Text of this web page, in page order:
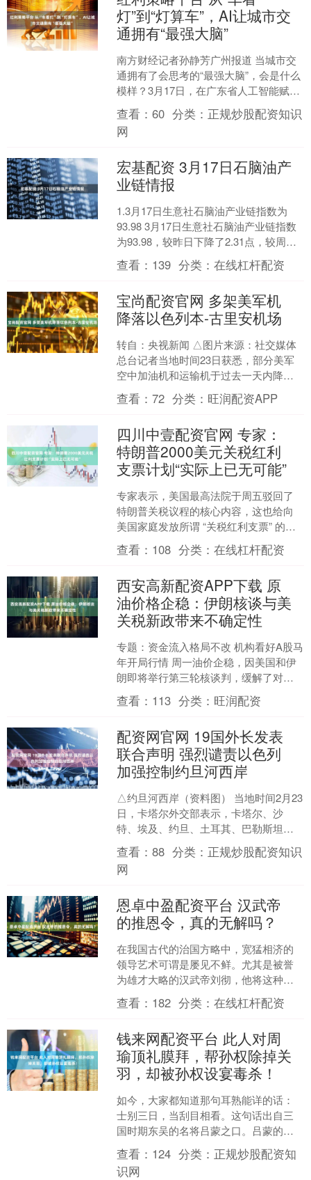
灯”到“灯算车”，AI让城市交
通拥有“最强大脑”
南方财经记者孙静芳广州报道 当城市交
通拥有了会思考的“最强大脑”，会是什么
模样？3月17日，在广东省人工智能赋能
民营经济发展大会上，佳都集团有限公
司执行总裁黄海....
查看：60 分类： 正规炒股配资知识
网
宏基配资 3月17日石脑油产
业链情报
1.3月17日生意社石脑油产业链指数为
93.98 3月17日生意社石脑油产业链指数
为93.98，较昨日下降了2.31点，较周期
内最高点115.40点(2022-....
查看： 139 分类：在线杠杆配资
宝尚配资官网 多架美军机
降落以色列本-古里安机场
转自：央视新闻 △图片来源：社交媒体
总台记者当地时间23日获悉，部分美军
空中加油机和运输机于过去一天内降落
在以色列特拉维夫本-古里安国际机场，
目前尚不清楚这些....
查看：72 分类： 旺润配资APP
四川中壹配资官网 专家：
特朗普2000美元关税红利
支票计划“实际上已无可能”
专家表示，美国最高法院于周五驳回了
特朗普关税议程的核心内容，这也给向
美国家庭发放所谓 “关税红利支票” 的可
能性带来了沉重打击。 Bankrate 注册金
融理财....
查看： 108 分类：在线杠杆配资
西安高新配资APP下载 原
油价格企稳：伊朗核谈与美
关税新政带来不确定性
专题：资金流入格局不改 机构看好A股马
年开局行情 周一油价企稳，因美国和伊
朗即将举行第三轮核谈判，缓解了对潜
在冲突的担忧；与此同时，总统唐纳德·
特朗普的新一轮关....
查看： 113 分类： 旺润配资
配资网官网 19国外长发表
联合声明 强烈谴责以色列
加强控制约旦河西岸
△约旦河西岸（资料图） 当地时间2月23
日，卡塔尔外交部表示，卡塔尔、沙
特、埃及、约旦、土耳其、巴勒斯坦、
巴西、法国、丹麦、芬兰、冰岛、印
尼、爱尔兰、卢森堡、挪....
查看：88 分类： 正规炒股配资知识
网
恩卓中盈配资平台 汉武帝
的推恩令，真的无解吗？
在我国古代的治国方略中，宽猛相济的
领导艺术可谓是屡见不鲜。尤其是被誉
为雄才大略的汉武帝刘彻，他将这种艺
术运用得尤为成功，尤其是他的推恩
令，彻底化解了诸侯王势力的....
查看： 182 分类：在线杠杆配资
钱来网配资平台 此人对周
瑜顶礼膜拜，帮孙权除掉关
羽，却被孙权设宴毒杀！
如今，大家都知道那句耳熟能详的话：
士别三日，当刮目相看。这句话出自三
国时期东吴的名将吕蒙之口。吕蒙的一
生，充满了传奇与反转，他用自己逆袭
的故事，深刻地告诉我们：....
查看： 124 分类： 正规炒股配资知
识网